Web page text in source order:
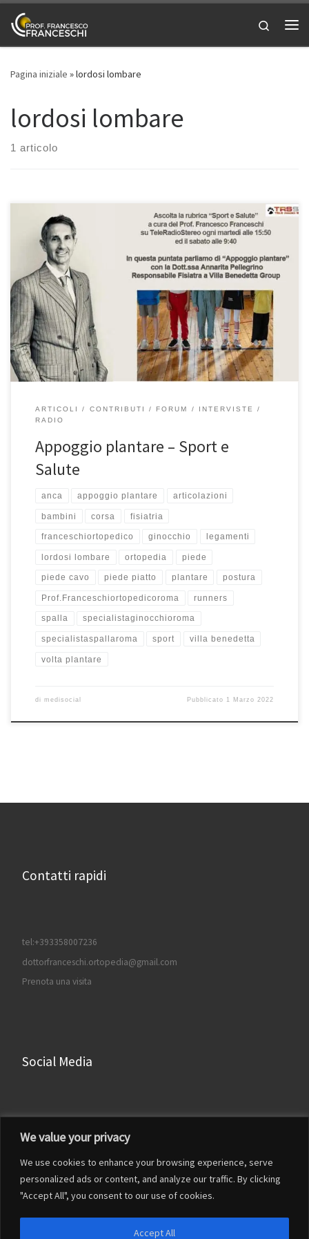
We value your privacy
We use cookies to enhance your browsing experience, serve
personalized ads or content, and analyze our traffic. By clicking
"Accept All", you consent to our use of cookies.
Accept All
Passa al contenuto
Search
Pagina iniziale »lordosi lombare
lordosi lombare
1 articolo
Appoggio plantare – rubrica Sport e Salute a cura del Prof.
Francesco Franceschi ortopedico di spalla, ginocchio e anca a
Roma. Anche oggi abbiamo un ospite speciale, la Dottoressa
Annarita Pellegrino, Responsabile Fisiatra di Villa Benedetta
Group. Potete riascoltare qui l’intervista. Eccoci qua. Questa
mattina non parliamo con Francesco ma […]
ARTICOLI CONTRIBUTI FORUM
INTERVISTE
RADIO
Appoggio plantare – Sport e
Salute
anca appoggio plantare articolazioni
bambini corsa fisiatria
franceschiortopedico ginocchio legamenti
lordosi lombare ortopedia piede
piede cavo piede piatto plantare postura
Prof.Franceschiortopedicoroma runners
spalla specialistaginocchioroma
specialistaspallaroma sport villa benedetta
volta plantare
di medisocial Pubblicato 1 Marzo 2022
Contatti rapidi
tel:+393358007236
dottorfranceschi.ortopedia@gmail.com
Prenota una visita
Social Media
Facebook
LinkedIn